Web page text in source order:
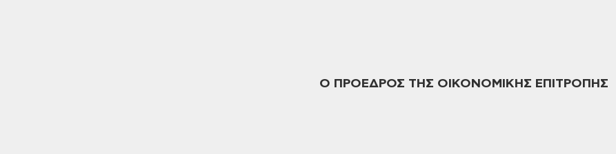
Ο ΠΡΟΕΔΡΟΣ ΤΗΣ ΟΙΚΟΝΟΜΙΚΗΣ ΕΠΙΤΡΟΠΗΣ